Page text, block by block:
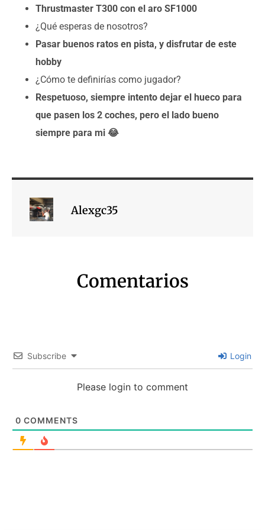
Thrustmaster T300 con el aro SF1000
¿Qué esperas de nosotros?
Pasar buenos ratos en pista, y disfrutar de este
hobby
¿Cómo te definirías como jugador?
Respetuoso, siempre intento dejar el hueco para
que pasen los 2 coches, pero el lado bueno
siempre para mi 😂
Alexgc35
Comentarios
Subscribe Login
Please login to comment
0 COMMENTS